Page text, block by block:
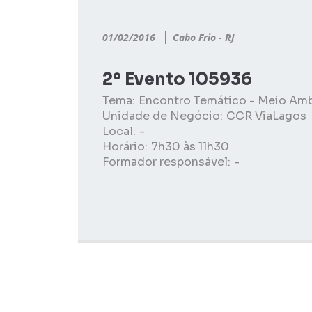
01/02/2016 Cabo Frio - RJ
2º Evento 105936
Tema: Encontro Temático - Meio
Unidade de Negócio: CCR ViaLagos
Local: -
Horário: 7h30 às 11h30
Formador responsável: -